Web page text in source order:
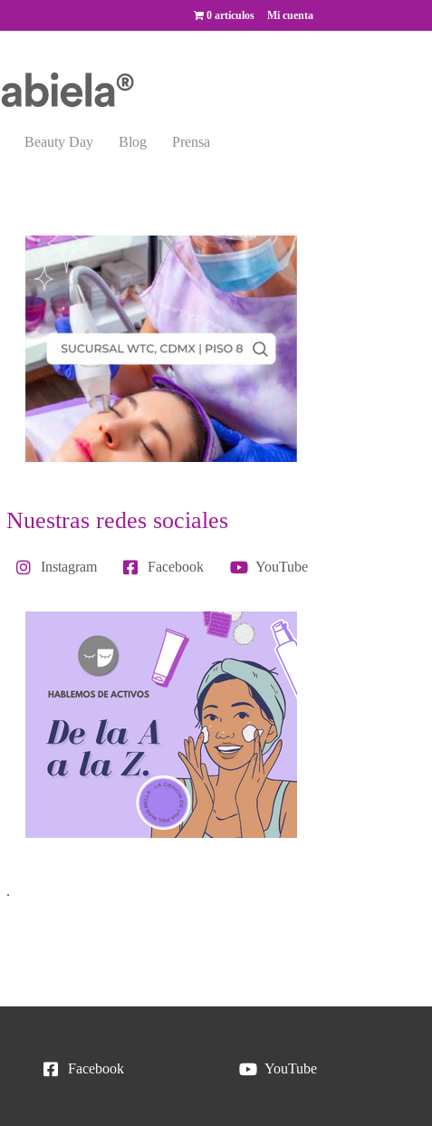
Mi cuenta
0 artículos
Beauty Day Blog Prensa
Nuestras redes sociales
Instagram Facebook YouTube
.
Facebook YouTube